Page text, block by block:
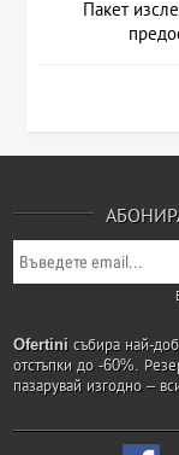
Пакет
Ofertini събира най-
отстъпки до -60%.
пазарувай изгодно –